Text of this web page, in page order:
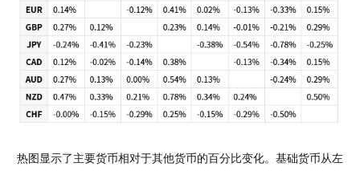
热图显示了主要货币相对于其他货币的百分比变化。基础货币从左